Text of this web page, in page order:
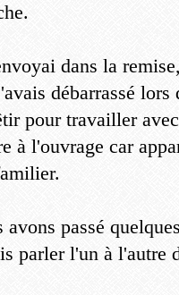
dans la
débarrassé
pour travailler
à l'ouvrage car
avons passé
parler l'un à l'autre